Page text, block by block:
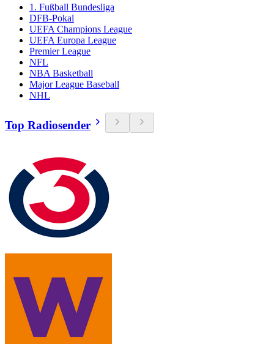
1. Fußball Bundesliga
DFB-Pokal
UEFA Champions League
UEFA Europa League
Premier League
NFL
NBA Basketball
Major League Baseball
NHL
Top Radiosender